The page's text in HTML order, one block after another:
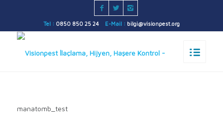
Tel : 0850 850 25 24 E-Mail : bilgi@visionpest.org
manatomb_test